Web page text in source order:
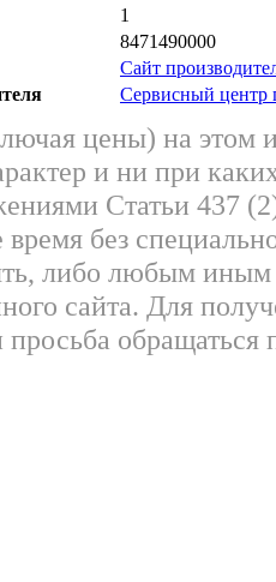
1
8471490000
Сайт
Сервисный центр
цены) на этом
и ни при
Статьи 437
без
либо любым
сайта. Для
просьба